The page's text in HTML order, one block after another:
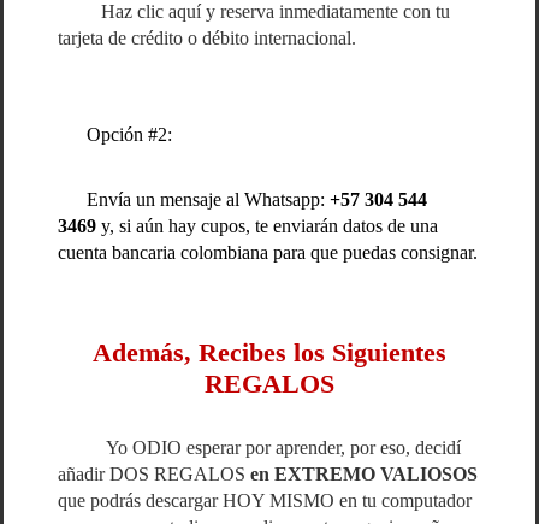
Haz clic aquí y reserva inmediatamente con tu
tarjeta de crédito o débito internacional.
Opción #2:
Envía un mensaje al Whatsapp: +57 304 544
3469 y, si aún hay cupos, te enviarán datos de una
cuenta bancaria colombiana para que puedas consignar.
Además, Recibes los Siguientes
REGALOS
Yo ODIO esperar por aprender, por eso, decidí
añadir DOS REGALOS en EXTREMO VALIOSOS
que podrás descargar HOY MISMO en tu computador